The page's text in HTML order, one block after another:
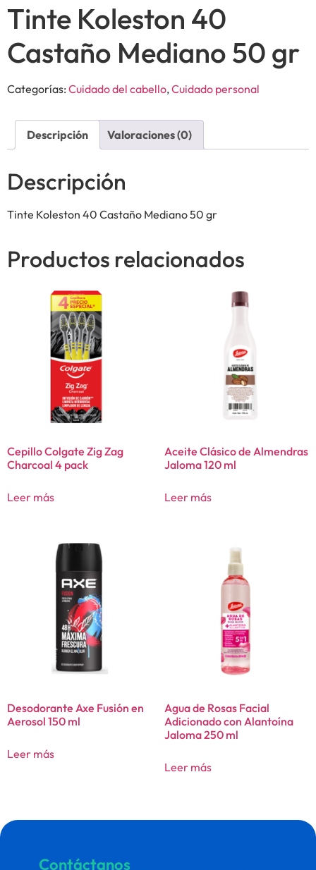
Tinte Koleston 40
Castaño Mediano 50 gr
Categorías: Cuidado del cabello,Cuidado personal
Descripción Valoraciones (0)
Descripción
Tinte Koleston 40 Castaño Mediano 50 gr
Productos relacionados
Cepillo Colgate Zig Zag
Charcoal 4 pack
Leer más
Aceite Clásico de Almendras
Jaloma 120 ml
Leer más
Desodorante Axe Fusión en
Aerosol 150 ml
Leer más
Agua de Rosas Facial
Adicionado con Alantoína
Jaloma 250 ml
Leer más
Contáctanos